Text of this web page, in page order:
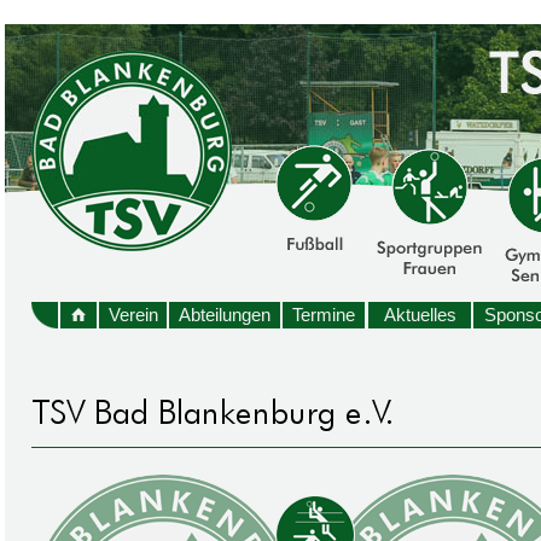
Verein Abteilungen Termine Aktuelles